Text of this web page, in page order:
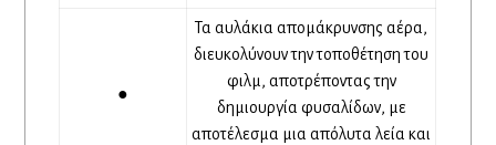
●
Τα αυλάκια απομάκρυνσης αέρα,
διευκολύνουν την τοποθέτηση του
φιλμ, αποτρέποντας την
δημιουργία φυσαλίδων, με
αποτέλεσμα μια απόλυτα λεία και